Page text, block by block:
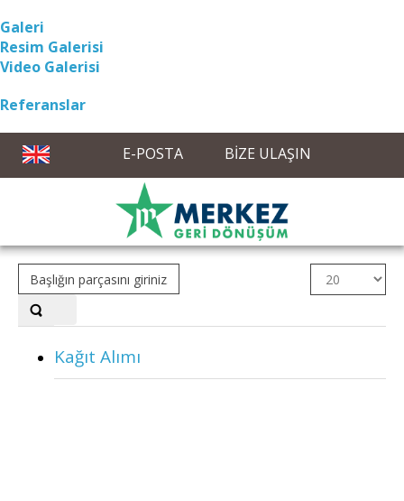
Galeri
Resim Galerisi
Video Galerisi
Referanslar
E-POSTA BIZE ULAŞIN
Başlığın
parçasını
giriniz.
Görüntüleme
Sayısı
Kağıt Alımı